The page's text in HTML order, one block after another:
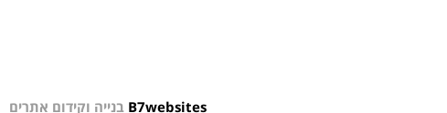
B7websites